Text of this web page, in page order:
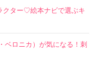
クター♡絵本ナビで選ぶキ
ベロニカ）が気になる！刺